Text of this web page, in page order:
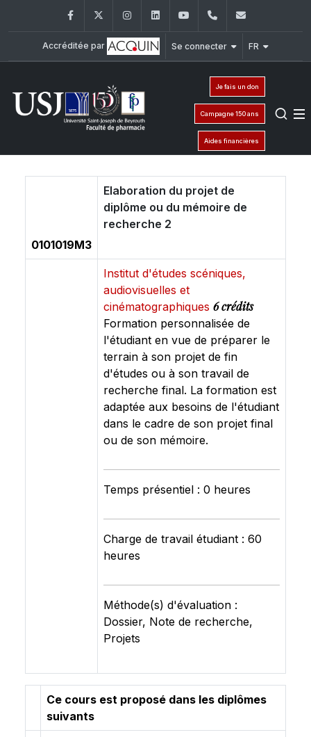
FacebookTwitter InstagramLinkedInYouTube+961 (1) 421 259
Accréditée par Se connecter FR
Je fais un don
Campagne 150 ans
Aides financières
0101019M3
Elaboration du projet de
diplôme ou du mémoire de
recherche 2
Institut d'études scéniques,
audiovisuelles et
cinématographiques 6 crédits
Formation personnalisée de
l'étudiant en vue de préparer le
terrain à son projet de fin
d'études ou à son travail de
recherche final. La formation est
adaptée aux besoins de l'étudiant
dans le cadre de son projet final
ou de son mémoire.
Temps présentiel : 0 heures
Charge de travail étudiant : 60
heures
Méthode(s) d'évaluation :
Dossier, Note de recherche,
Projets
Ce cours est proposé dans les diplômes
suivants